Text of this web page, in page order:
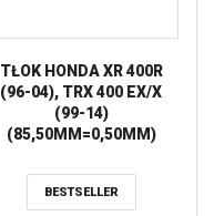
TŁOK HONDA XR 400R
(96-04), TRX 400 EX/X
(99-14)
(85,50MM=0,50MM)
BESTSELLER